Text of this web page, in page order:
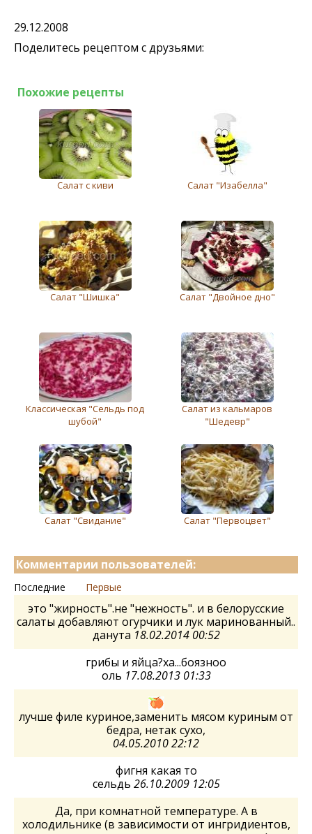
29.12.2008
Поделитесь рецептом с друзьями:
Похожие рецепты
Салат с киви Салат "Изабелла"
Cалат "Шишка" Салат "Двойное дно"
Классическая "Сельдь под
шубой"
Салат из кальмаров
"Шедевр"
Салат "Свидание" Салат "Первоцвет"
Комментарии пользователей:
Последние Первые
это "жирность".не "нежность". и в белорусские
салаты добавляют огурчики и лук маринованный..
данута 18.02.2014 00:52
грибы и яйца?ха...боязноо
оль 17.08.2013 01:33
лучше филе куриное,заменить мясом куриным от
бедра, нетак сухо,
04.05.2010 22:12
фигня какая то
сельдь 26.10.2009 12:05
Да, при комнатной температуре. А в
холодильнике (в зависимости от ингридиентов,